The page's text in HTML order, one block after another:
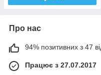
Про нас
94% позитивних з 47
Працює з 27.07.2017